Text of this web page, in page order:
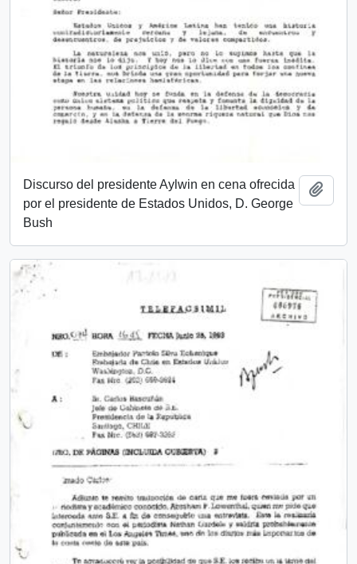
Discurso del presidente Aylwin en cena ofrecida
por el presidente de Estados Unidos, D. George
Bush